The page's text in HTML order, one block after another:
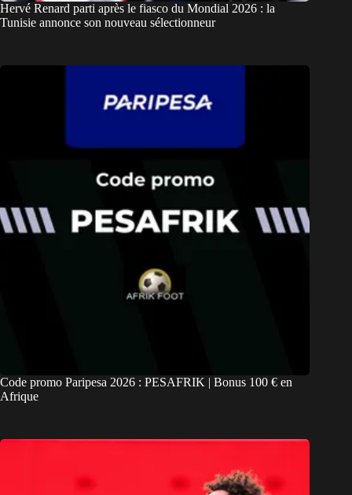
Hervé Renard parti après le fiasco du Mondial 2026 : la
Tunisie annonce son nouveau sélectionneur
Code promo Paripesa 2026 : PESAFRIK | Bonus 100 € en
Afrique